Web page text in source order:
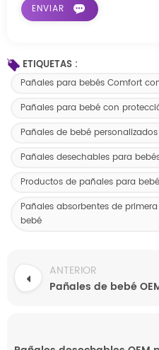
ETIQUETAS :
Pañales para bebés Comfort
Pañales para bebé con
Pañales de bebé
Pañales desechables para
Productos de pañales para
Pañales absorbentes de
bebé
ANTERIOR
Pañales de bebé